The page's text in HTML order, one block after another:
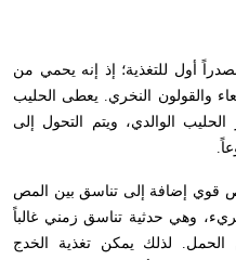
أول للتغذية؛ إذ إنه يحمي من
والقولون النخري. يعطى الحليب
الوالدي، ويتم التحول إلى
قوي إضافة إلى تناسق بين المص
وهي حدثية تناسق زمني غالباً
غائبة قبل الأسبوع 34 من الحمل. لذلك يمكن تغذية الخدج